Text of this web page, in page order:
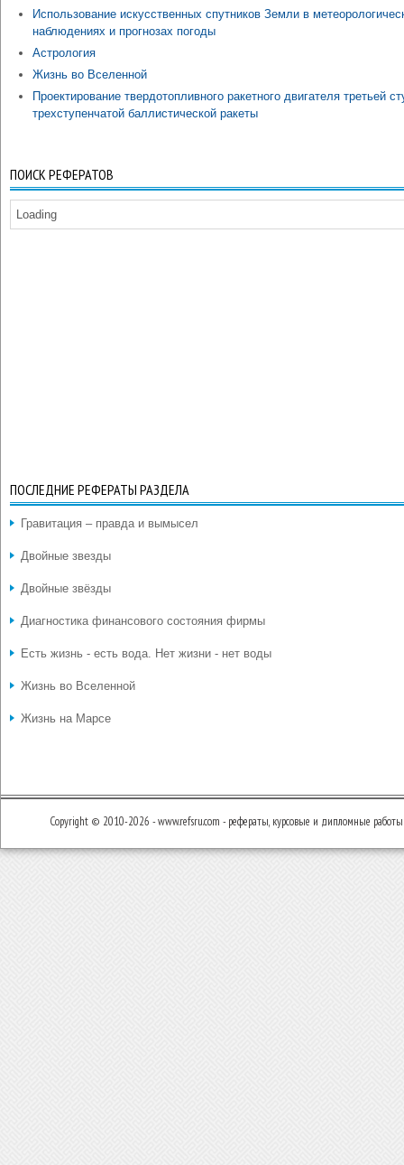
Использование искусственных спутников Земли в
наблюдениях и прогнозах погоды
Астрология
Жизнь во Вселенной
Проектирование твердотопливного ракетного двигателя третьей
трехступенчатой баллистической ракеты
ПОИСК РЕФЕРАТОВ
Loading
ПОСЛЕДНИЕ РЕФЕРАТЫ РАЗДЕЛА
Гравитация – правда и вымысел
Двойные звезды
Двойные звёзды
Диагностика финансового состояния фирмы
Есть жизнь - есть вода. Нет жизни - нет воды
Жизнь во Вселенной
Жизнь на Марсе
Copyright © 2010-2026 - www.refsru.com - рефераты, курсовые и дипломные работы